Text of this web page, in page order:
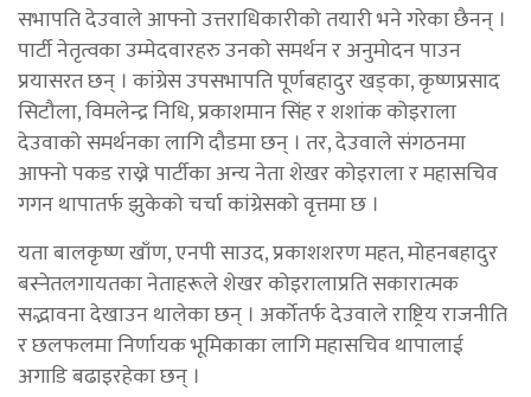
सभापति देउवाले आफ्नो उत्तराधिकारीको तयारी भने गरेका छैनन् ।
पार्टी नेतृत्वका उम्मेदवारहरु उनको समर्थन र अनुमोदन पाउन
प्रयासरत छन् । कांग्रेस उपसभापति पूर्णबहादुर खड्का, कृष्णप्रसाद
सिटौला, विमलेन्द्र निधि, प्रकाशमान सिंह र शशांक कोइराला
देउवाको समर्थनका लागि दौडमा छन् । तर, देउवाले संगठनमा
आफ्नो पकड राख्ने पार्टीका अन्य नेता शेखर कोइराला र महासचिव
गगन थापातर्फ झुकेको चर्चा कांग्रेसको वृत्तमा छ ।
यता बालकृष्ण खाँण, एनपी साउद, प्रकाशशरण महत, मोहनबहादुर
बस्नेतलगायतका नेताहरूले शेखर कोइरालाप्रति सकारात्मक
सद्भावना देखाउन थालेका छन् । अर्कोतर्फ देउवाले राष्ट्रिय राजनीति
र छलफलमा निर्णायक भूमिकाका लागि महासचिव थापालाई
अगाडि बढाइरहेका छन् ।